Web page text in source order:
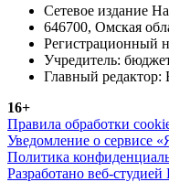
Сетевое издание
646700, Омская
Регистрационный
Учредитель:
Главный
16+
Правила обработки
Уведомление о сервисе
Политика
Разработано веб-